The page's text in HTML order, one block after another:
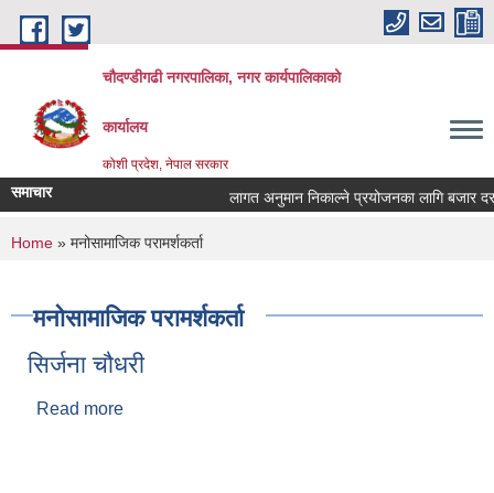
Skip to main content
चौदण्डीगढी नगरपालिका, नगर कार्यपालिकाको
कार्यालय
कोशी प्रदेश, नेपाल सरकार
समाचार लागत अनुमान निकाल्ने प्रयोजनका लागि बजार दररेट
खोपकर्ता (भ्याक्सिनेटर) आवश्यकता सम्वन्धी सूचना।
You are here
Home » मनोसामाजिक परामर्शकर्ता
मनोसामाजिक परामर्शकर्ता
सिर्जना चौधरी
Read more